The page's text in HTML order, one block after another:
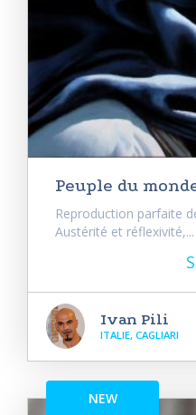
Peuple du
Reproduction parfaite
Austérité et réflexivité,...
Ivan Pili
ITALIE, CAGLIARI
NEW